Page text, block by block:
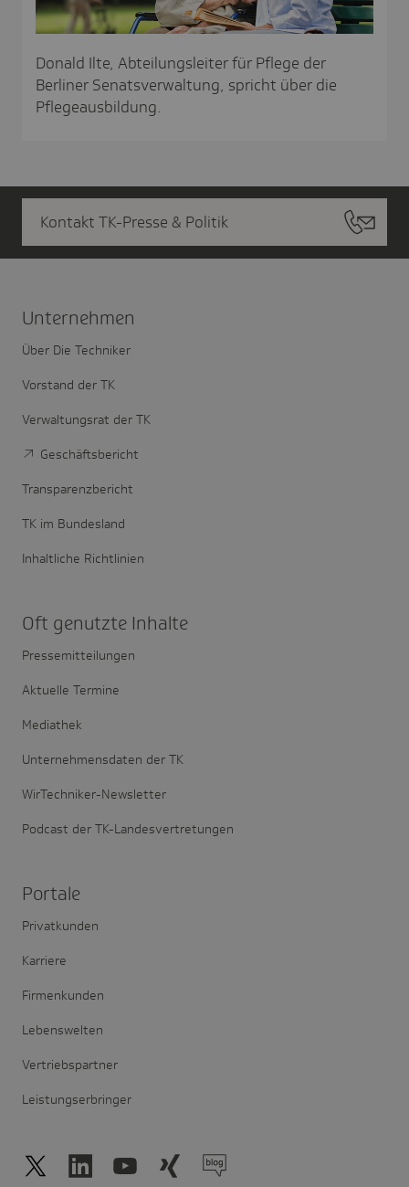
Donald Ilte, Abteilungsleiter für Pflege der
Berliner Senatsverwaltung, spricht über die
Pflegeausbildung.
Kontakt TK-Presse & Politik
Unter­nehmen
Über Die Techniker
Vorstand der TK
Verwaltungsrat der TK
Geschäftsbericht
Transparenzbericht
TK im Bundesland
Inhaltliche Richtlinien
Oft genutzte Inhalte
Pressemitteilungen
Aktuelle Termine
Mediathek
Unternehmensdaten der TK
WirTechniker-Newsletter
Podcast der TK-Landesvertretungen
Portale
Privatkunden
Karriere
Firmenkunden
Lebenswelten
Vertriebspartner
Leistungserbringer